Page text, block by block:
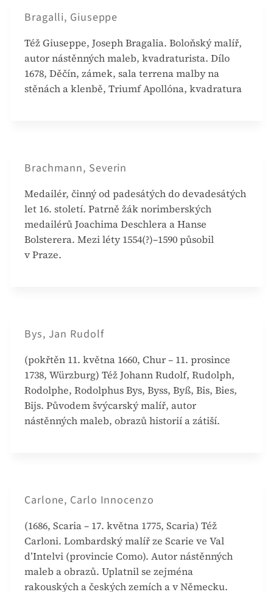
Bragalli, Giuseppe
Též Giuseppe, Joseph Bragalia. Boloňský malíř,
autor nástěnných maleb, kvadraturista. Dílo
1678, Děčín, zámek, sala terrena malby na
stěnách a klenbě, Triumf Apollóna, kvadratura
Brachmann, Severin
Medailér, činný od padesátých do devadesátých
let 16. století. Patrně žák norimberských
medailérů Joachima Deschlera a Hanse
Bolsterera. Mezi léty 1554(?)–1590 působil
v Praze.
Bys, Jan Rudolf
(pokřtěn 11. května 1660, Chur – 11. prosince
1738, Würzburg) Též Johann Rudolf, Rudolph,
Rodolphe, Rodolphus Bys, Byss, Byß, Bis, Bies,
Bijs. Původem švýcarský malíř, autor
nástěnných maleb, obrazů historií a zátiší.
Carlone, Carlo Innocenzo
(1686, Scaria – 17. května 1775, Scaria) Též
Carloni. Lombardský malíř ze Scarie ve Val
d’Intelvi (provincie Como). Autor nástěnných
maleb a obrazů. Uplatnil se zejména
rakouských a českých zemích a v Německu.